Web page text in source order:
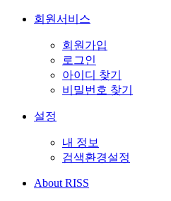
회원서비스
회원가입
로그인
아이디 찾기
비밀번호 찾기
설정
내 정보
검색환경설정
About RISS